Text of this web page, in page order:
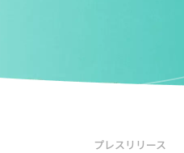
プレスリリース